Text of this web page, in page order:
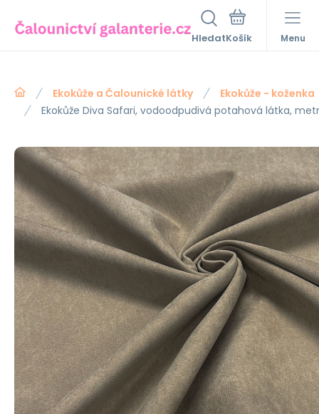
Hledat Menu
Ekokůže a Čalounické látky
Ekokůže - koženka
Ekokůže Diva Safari, vodoodpudivá potahová látka,